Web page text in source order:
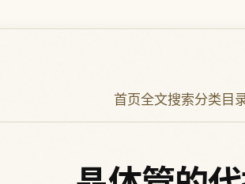
首页全文搜索分类目